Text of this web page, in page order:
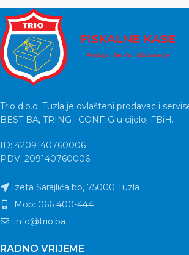
Trio d.o.o. Tuzla je ovlašteni prodavac i
BEST BA, TRING i CONFIG u cijeloj FBiH.
ID: 4209140760006
PDV: 209140760006
Izeta Sarajlića bb, 75000 Tuzla
Mob: 066 400-444
info@trio.ba
RADNO VRIJEME